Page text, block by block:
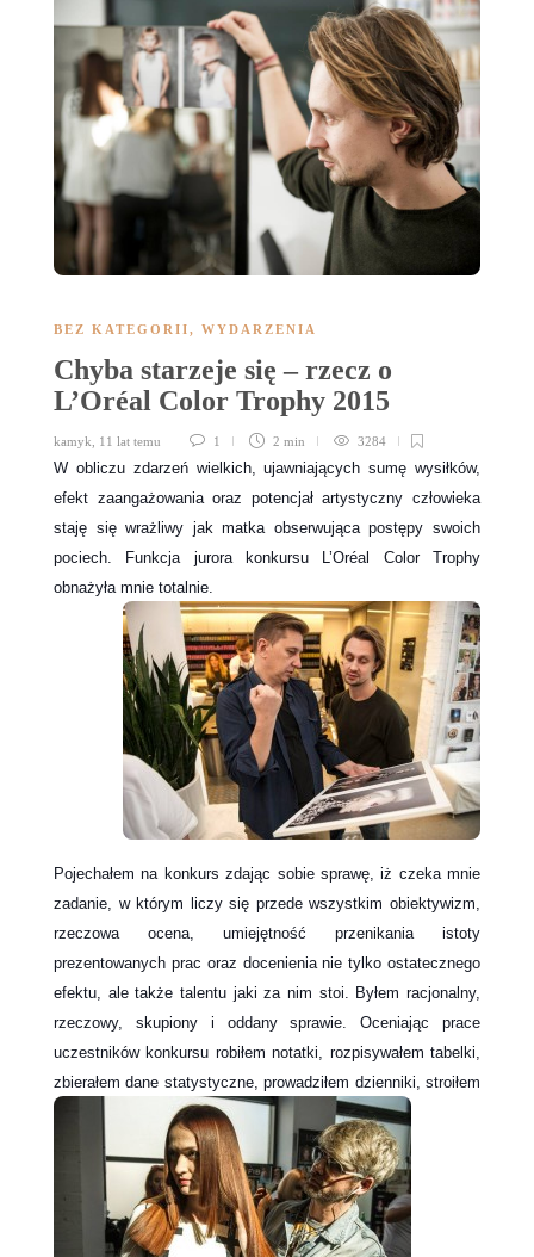
BEZ KATEGORII, WYDARZENIA
Chyba starzeje się – rzecz o
L’Oréal Color Trophy 2015
kamyk 11 lat temu 1 2 min 3284
W obliczu zdarzeń wielkich, ujawniających sumę wysiłków,
efekt zaangażowania oraz potencjał artystyczny człowieka
staję się wrażliwy jak matka obserwująca postępy swoich
pociech.
Funkcja jurora konkursu L’Oréal Color Trophy
obnażyła mnie totalnie.
Pojechałem na konkurs zdając sobie sprawę, iż czeka mnie
zadanie, w którym liczy się przede wszystkim obiektywizm,
rzeczowa ocena, umiejętność przenikania istoty
prezentowanych prac oraz docenienia nie tylko ostatecznego
efektu, ale także talentu jaki za nim stoi. Byłem racjonalny,
rzeczowy, skupiony i oddany sprawie. Oceniając prace
uczestników konkursu robiłem notatki, rozpisywałem tabelki,
zbierałem dane statystyczne, prowadziłem dzienniki, stroiłem